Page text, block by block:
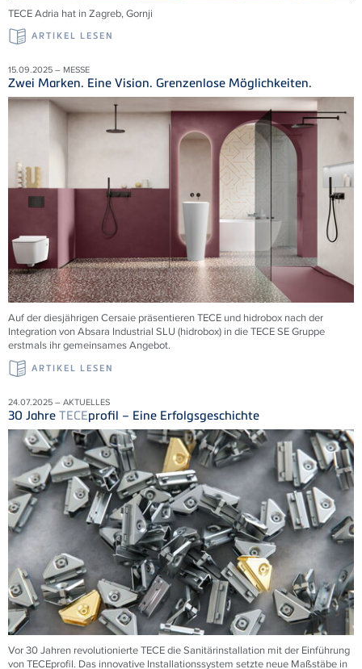
TECEAdria hat in Zagreb,Gornji
ARTIKEL LESEN
15.09.2025 – MESSE
Zwei Marken. Eine Vision. Grenzenlose Möglichkeiten.
Auf der diesjährigen Cersaie präsentieren TECE und hidrobox nach der
Integration von Absara Industrial SLU (hidrobox) in die TECE SE Gruppe
erstmals ihr gemeinsames Angebot.
ARTIKEL LESEN
24.07.2025 – AKTUELLES
30 Jahre TECEprofil – Eine Erfolgsgeschichte
Vor 30 Jahren revolutionierteTECEdie Sanitärinstallation mit der Einführung
vonTECEprofil. Das innovative Installationssystem setzte neue Maßstäbe in